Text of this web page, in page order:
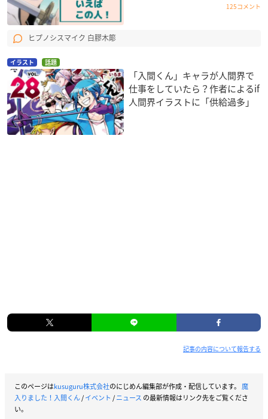
125コメント
ヒプノシスマイク 白膠木簓
イラスト 話題
「入間くん」キャラが人間界で
仕事をしていたら？作者によるif
人間界イラストに「供給過多」
記事の内容について報告する
このページはkusuguru株式会社のにじめん編集部が作成・配信しています。 魔
入りました！入間くん/イベント /ニュース の最新情報はリンク先をご覧くださ
い。